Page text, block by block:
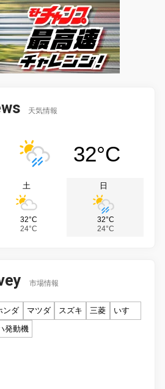
天気情報
32°C
土
32°C
24°C
日
32°C
24°C
市場情報
ンダ マツダ スズキ 三菱
いすゞ
発動機